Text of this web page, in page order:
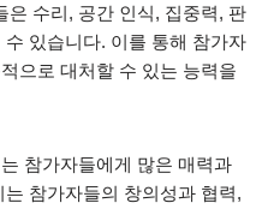
은 수리, 공간 인식, 집중력, 판
있습니다. 이를 통해 참가자
으로 대처할 수 있는 능력을
참가자들에게 많은 매력과
참가자들의 창의성과 협력,